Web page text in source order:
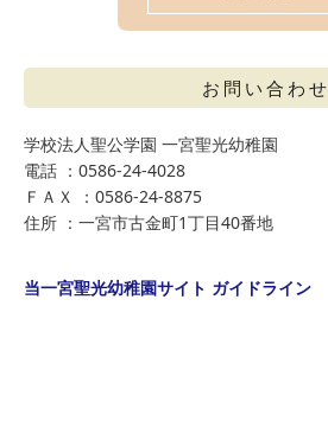
お問い合わせ
学校法人聖公学園 一宮聖光幼稚園
電話 ：0586-24-4028
ＦＡＸ ：0586-24-8875
住所 ：一宮市古金町1丁目40番地
当一宮聖光幼稚園サイト ガイドライン